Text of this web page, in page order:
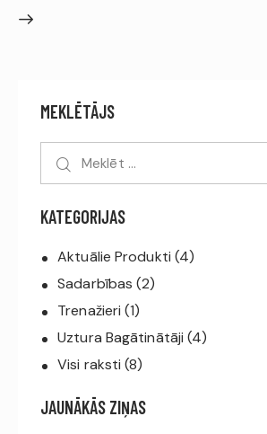
MEKLĒTĀJS
KATEGORIJAS
Aktuālie Produkti (4)
Sadarbības (2)
Trenažieri (1)
Uztura Bagātinātāji (4)
Visi raksti (8)
JAUNĀKĀS ZIŅAS